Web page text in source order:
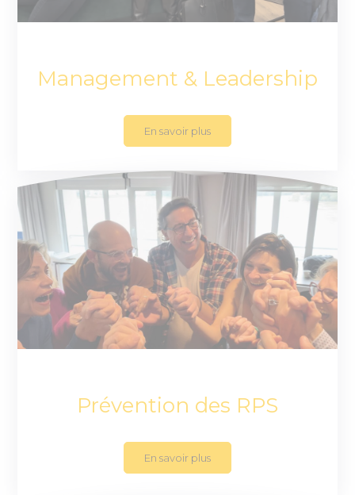
Management & Leadership
En savoir plus
Prévention des RPS
En savoir plus